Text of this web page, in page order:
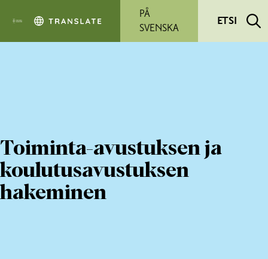
PÅ
SVENSKA
ETSI
Toiminta-avustuksen ja
koulutusavustuksen
hakeminen